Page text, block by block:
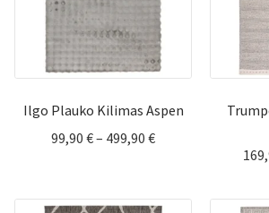
Ilgo Plauko Kilimas Aspen
99,90 €– 499,90 €Price
through